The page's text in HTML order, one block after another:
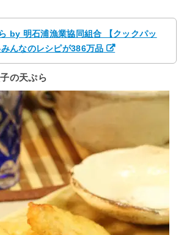
by 明石浦漁業協同組合 【クックパッ
んなのレシピが386万品
の天ぷら